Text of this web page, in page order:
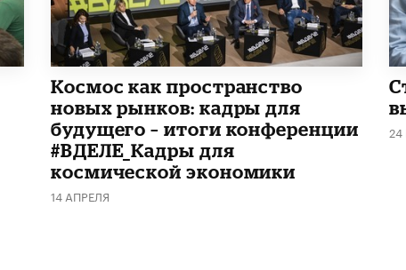
Космос как пространство
новых рынков: кадры для
будущего – итоги конференции
#ВДЕЛЕ_Кадры для
космической экономики
14 АПРЕЛЯ